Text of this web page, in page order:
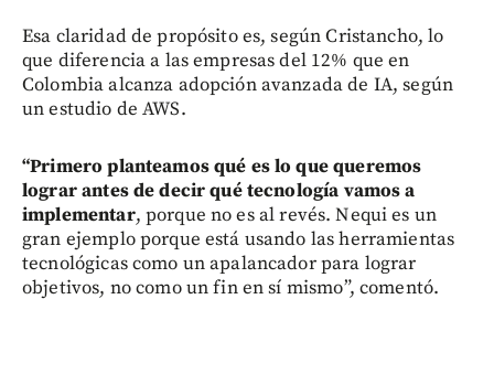
Esa claridad de propósito es, según Cristancho, lo
que diferencia a las empresas del 12% que en
Colombia alcanza adopción avanzada de IA, según
un estudio de AWS.
“Primero planteamos qué es lo que queremos
lograr antes de decir qué tecnología vamos a
implementar, porque no es al revés. Nequi es un
gran ejemplo porque está usando las herramientas
tecnológicas como un apalancador para lograr
objetivos, no como un fin en sí mismo”, comentó.